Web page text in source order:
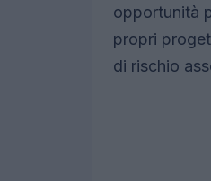
opportunità
propri
di rischio